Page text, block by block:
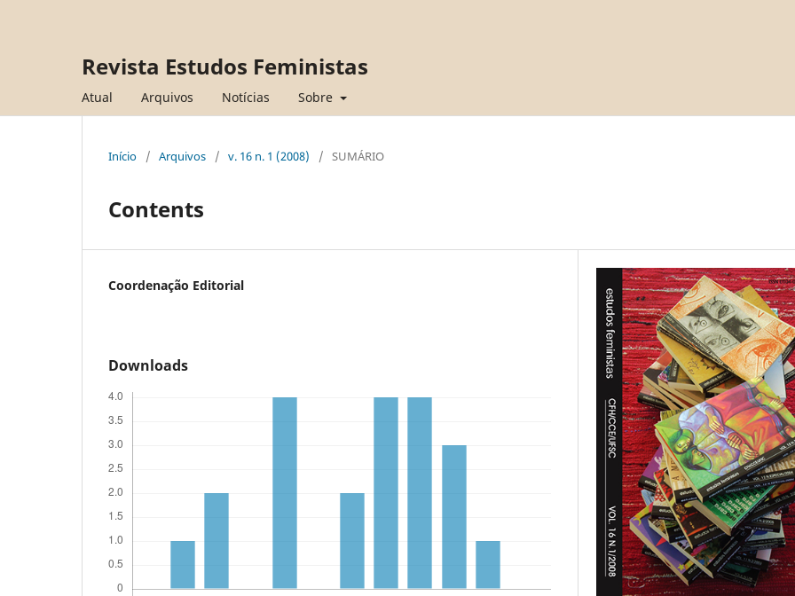
Revista Estudos Feministas
Atual Arquivos Notícias Sobre
Início / Arquivos / v. 16 n. 1 (2008) / SUMÁRIO
Contents
Coordenação Editorial
Downloads